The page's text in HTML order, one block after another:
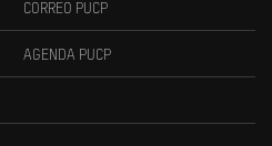
CORREO PUCP
AGENDA PUCP